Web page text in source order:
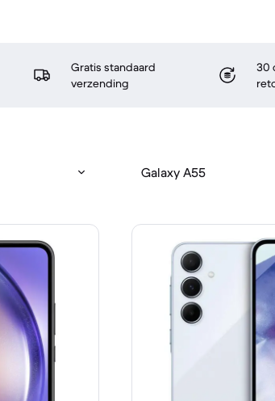
Gratis standaard
verzending
30
Galaxy A55